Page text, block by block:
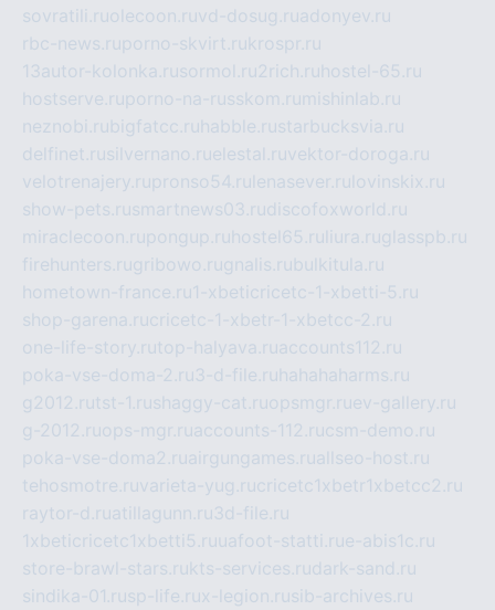
sovratili.ruolecoon.ruvd-dosug.ruadonyev.ru
rbc-news.ruporno-skvirt.rukrospr.ru
13autor-kolonka.rusormol.ru2rich.ru hostel-65.ru
hostserve.ruporno-na-russkom.ru mishinlab.ru
neznobi.rubigfatcc.ru habble.rustarbucksvia.ru
delfinet.rusilvernano.ruelestal.ruvektor-doroga.ru
velotrenajery.rupronso54.ru lenasever.ru lovinskix.ru
show-pets.rusmartnews03.rudiscofoxworld.ru
miraclecoon.rupongup.ru hostel65.ru liura.ruglasspb.ru
firehunters.rugribowo.rugnalis.rubulkitula.ru
hometown-france.ru1-xbeticricetc-1-xbetti-5.ru
shop-garena.rucricetc-1-xbetr-1-xbetcc-2.ru
one-life-story.rutop-halyava.ruaccounts112.ru
poka-vse-doma-2.ru3-d-file.ru hahahaharms.ru
g2012.rutst-1.rushaggy-cat.ruopsmgr.ruev-gallery.ru
g-2012.ruops-mgr.ruaccounts-112.rucsm-demo.ru
poka-vse-doma2.ruairgungames.ruallseo-host.ru
tehosmotre.ruvarieta-yug.rucricetc1xbetr1xbetcc2.ru
raytor-d.ruatillagunn.ru3d-file.ru
1xbeticricetc1xbetti5.ruuafoot-statti.rue-abis1c.ru
store-brawl-stars.rukts-services.rudark-sand.ru
sindika-01.rusp-life.rux-legion.rusib-archives.ru